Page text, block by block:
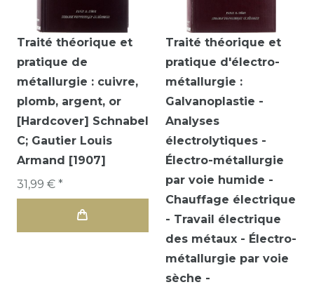
Traité théorique et
pratique de
métallurgie : cuivre,
plomb, argent, or
[Hardcover] Schnabel
C; Gautier Louis
Armand [1907]
31,99 € *
Traité théorique et
pratique d'électro-
métallurgie :
Galvanoplastie -
Analyses
électrolytiques -
Électro-métallurgie
par voie humide -
Chauffage électrique
- Travail électrique
des métaux - Électro-
métallurgie par voie
sèche -